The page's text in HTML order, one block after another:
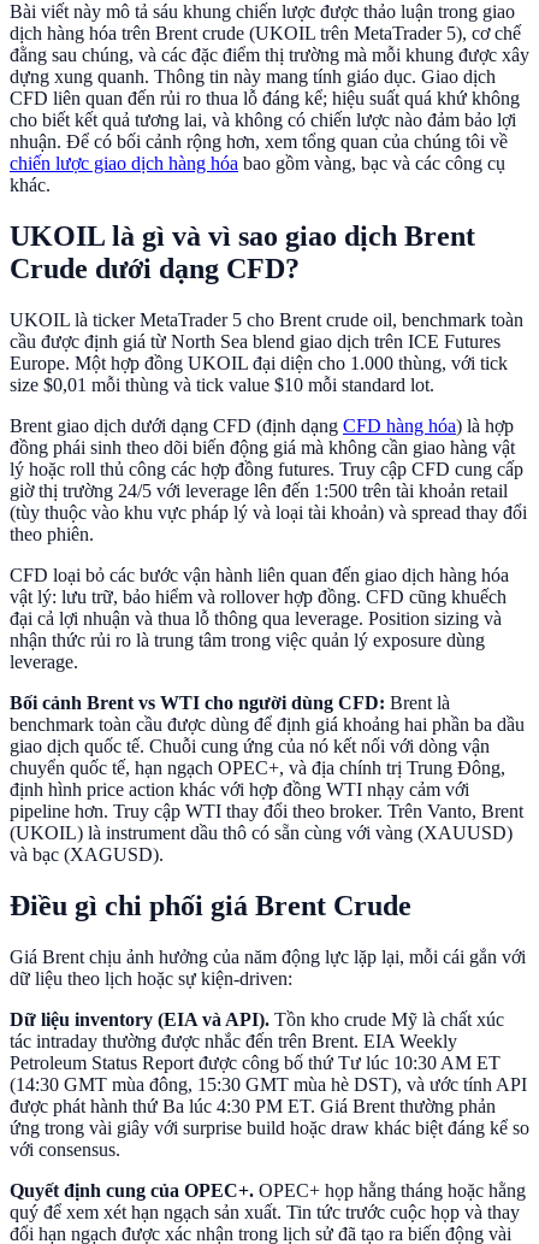
Bài viết này mô tả sáu khung chiến lược được thảo luận trong giao
dịch hàng hóa trên Brent crude (UKOIL trên MetaTrader 5), cơ chế
đằng sau chúng, và các đặc điểm thị trường mà mỗi khung được xây
dựng xung quanh. Thông tin này mang tính giáo dục. Giao dịch
CFD liên quan đến rủi ro thua lỗ đáng kể; hiệu suất quá khứ không
cho biết kết quả tương lai, và không có chiến lược nào đảm bảo lợi
nhuận. Để có bối cảnh rộng hơn, xem tổng quan của chúng tôi về
chiến lược giao dịch hàng hóa bao gồm vàng, bạc và các công cụ
khác.
UKOIL là gì và vì sao giao dịch Brent
Crude dưới dạng CFD?
UKOIL là ticker MetaTrader 5 cho Brent crude oil, benchmark toàn
cầu được định giá từ North Sea blend giao dịch trên ICE Futures
Europe. Một hợp đồng UKOIL đại diện cho 1.000 thùng, với tick
size $0,01 mỗi thùng và tick value $10 mỗi standard lot.
Brent giao dịch dưới dạng CFD (định dạng CFD hàng hóa) là hợp
đồng phái sinh theo dõi biến động giá mà không cần giao hàng vật
lý hoặc roll thủ công các hợp đồng futures. Truy cập CFD cung cấp
giờ thị trường 24/5 với leverage lên đến 1:500 trên tài khoản retail
(tùy thuộc vào khu vực pháp lý và loại tài khoản) và spread thay đổi
theo phiên.
CFD loại bỏ các bước vận hành liên quan đến giao dịch hàng hóa
vật lý: lưu trữ, bảo hiểm và rollover hợp đồng. CFD cũng khuếch
đại cả lợi nhuận và thua lỗ thông qua leverage. Position sizing và
nhận thức rủi ro là trung tâm trong việc quản lý exposure dùng
leverage.
Bối cảnh Brent vs WTI cho người dùng CFD: Brent là
benchmark toàn cầu được dùng để định giá khoảng hai phần ba dầu
giao dịch quốc tế. Chuỗi cung ứng của nó kết nối với dòng vận
chuyển quốc tế, hạn ngạch OPEC+, và địa chính trị Trung Đông,
định hình price action khác với hợp đồng WTI nhạy cảm với
pipeline hơn. Truy cập WTI thay đổi theo broker. Trên Vanto, Brent
(UKOIL) là instrument dầu thô có sẵn cùng với vàng (XAUUSD)
và bạc (XAGUSD).
Điều gì chi phối giá Brent Crude
Giá Brent chịu ảnh hưởng của năm động lực lặp lại, mỗi cái gắn với
dữ liệu theo lịch hoặc sự kiện-driven:
Dữ liệu inventory (EIA và API). Tồn kho crude Mỹ là chất xúc
tác intraday thường được nhắc đến trên Brent. EIA Weekly
Petroleum Status Report được công bố thứ Tư lúc 10:30 AM ET
(14:30 GMT mùa đông, 15:30 GMT mùa hè DST), và ước tính API
được phát hành thứ Ba lúc 4:30 PM ET. Giá Brent thường phản
ứng trong vài giây với surprise build hoặc draw khác biệt đáng kể so
với consensus.
Quyết định cung của OPEC+. OPEC+ họp hằng tháng hoặc hằng
quý để xem xét hạn ngạch sản xuất. Tin tức trước cuộc họp và thay
đổi hạn ngạch được xác nhận trong lịch sử đã tạo ra biến động vài